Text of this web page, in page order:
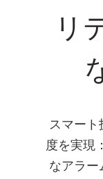
リ
スマート
度を実現
なアラー